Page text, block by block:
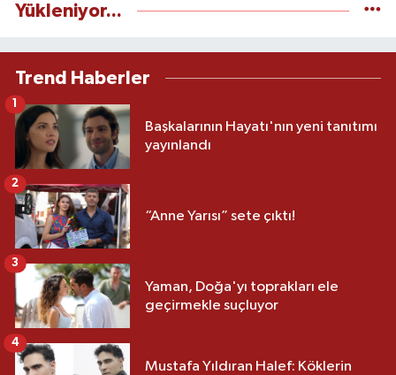
Yükleniyor...
Trend Haberler
Başkalarının Hayatı'nın yeni tanıtımı
yayınlandı
1
“Anne Yarısı” sete çıktı!
2
Yaman, Doğa'yı toprakları ele
geçirmekle suçluyor
3
Mustafa Yıldıran Halef: Köklerin
4